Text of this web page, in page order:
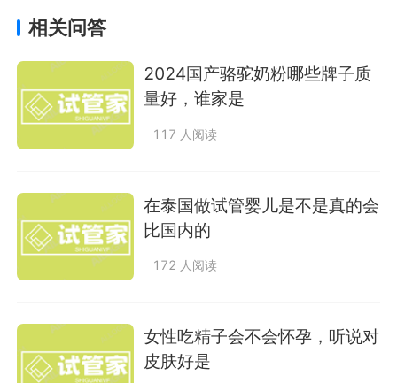
相关问答
2024国产骆驼奶粉哪些牌子质
量好，谁家是
117 人阅读
在泰国做试管婴儿是不是真的会
比国内的
172 人阅读
女性吃精子会不会怀孕，听说对
皮肤好是